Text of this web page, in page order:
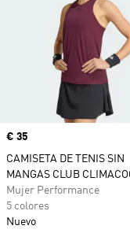
Precio
€ 35
CAMISETA DE TENIS SIN
MANGAS CLUB
Mujer Performance
5 colores
Nuevo